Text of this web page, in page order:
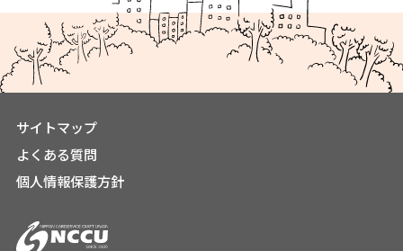
サイトマップ
よくある質問
個人情報保護方針